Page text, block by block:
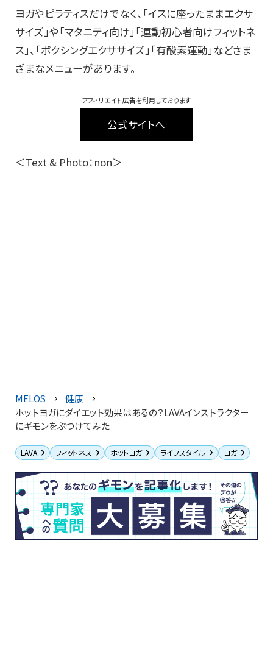
ヨガやピラティスだけでなく、「イスに座ったままエクサ
サイズ」や「マタニティ向け」「運動初心者向けフィットネ
ス」、「ボクシングエクササイズ」「有酸素運動」などさま
ざまなメニューがあります。
アフィリエイト広告を利用しております
公式サイトへ
＜Text & Photo：non＞
MELOS
健康
ホットヨガにダイエット効果はあるの？LAVAインストラクター
にギモンをぶつけてみた
LAVA フィットネス ホットヨガ ライフスタイル ヨガ